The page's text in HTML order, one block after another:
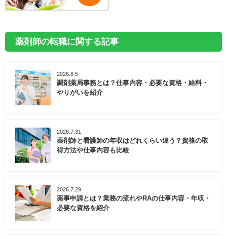
薬剤師の転職に関する記事
2026.8.5
調剤薬局事務とは？仕事内容・必要な資格・給料・
やりがいを紹介
2026.7.31
薬剤師と看護師の年収はどれくらい違う？資格の取
得方法や仕事内容も比較
2026.7.29
薬事申請とは？業務の流れやRAの仕事内容・年収・
必要な資格を紹介